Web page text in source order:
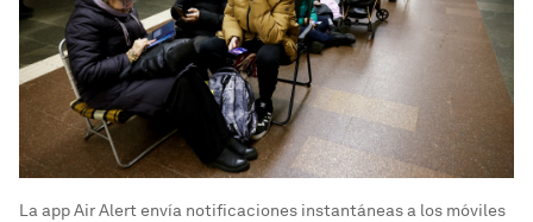
La app Air Alert envía notificaciones instantáneas a los móviles